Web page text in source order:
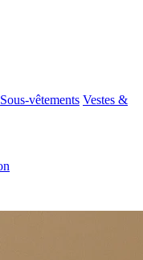
Sous-vêtements Vestes &